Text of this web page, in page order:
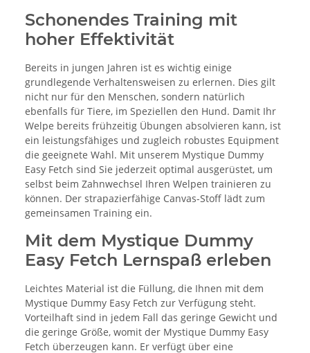
Schonendes Training mit
hoher Effektivität
Bereits in jungen Jahren ist es wichtig einige
grundlegende Verhaltensweisen zu erlernen. Dies gilt
nicht nur für den Menschen, sondern natürlich
ebenfalls für Tiere, im Speziellen den Hund. Damit Ihr
Welpe bereits frühzeitig Übungen absolvieren kann, ist
ein leistungsfähiges und zugleich robustes Equipment
die geeignete Wahl. Mit unserem Mystique Dummy
Easy Fetch sind Sie jederzeit optimal ausgerüstet, um
selbst beim Zahnwechsel Ihren Welpen trainieren zu
können. Der strapazierfähige Canvas-Stoff lädt zum
gemeinsamen Training ein.
Mit dem Mystique Dummy
Easy Fetch Lernspaß erleben
Leichtes Material ist die Füllung, die Ihnen mit dem
Mystique Dummy Easy Fetch zur Verfügung steht.
Vorteilhaft sind in jedem Fall das geringe Gewicht und
die geringe Größe, womit der Mystique Dummy Easy
Fetch überzeugen kann. Er verfügt über eine